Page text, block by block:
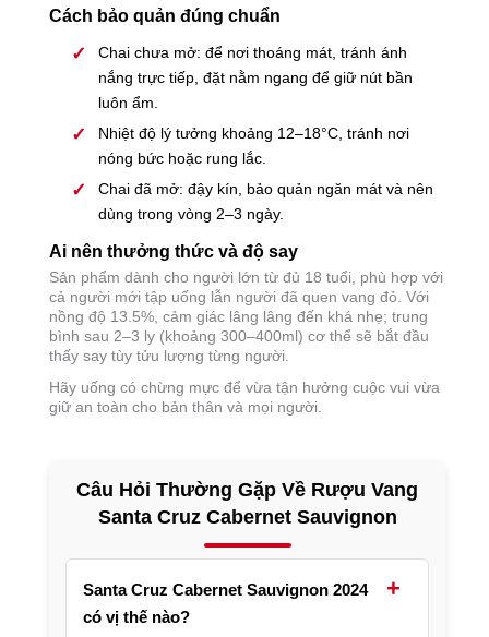
Cách bảo quản đúng chuẩn
Chai chưa mở: để nơi thoáng mát, tránh ánh
nắng trực tiếp, đặt nằm ngang để giữ nút bần
luôn ẩm.
Nhiệt độ lý tưởng khoảng 12–18°C, tránh nơi
nóng bức hoặc rung lắc.
Chai đã mở: đậy kín, bảo quản ngăn mát và nên
dùng trong vòng 2–3 ngày.
Ai nên thưởng thức và độ say
Sản phẩm dành cho người lớn từ đủ 18 tuổi, phù hợp với
cả người mới tập uống lẫn người đã quen vang đỏ. Với
nồng độ 13.5%, cảm giác lâng lâng đến khá nhẹ; trung
bình sau 2–3 ly (khoảng 300–400ml) cơ thể sẽ bắt đầu
thấy say tùy tửu lượng từng người.
Hãy uống có chừng mực để vừa tận hưởng cuộc vui vừa
giữ an toàn cho bản thân và mọi người.
Câu Hỏi Thường Gặp Về Rượu Vang
Santa Cruz Cabernet Sauvignon
Santa Cruz Cabernet Sauvignon 2024
có vị thế nào?
+